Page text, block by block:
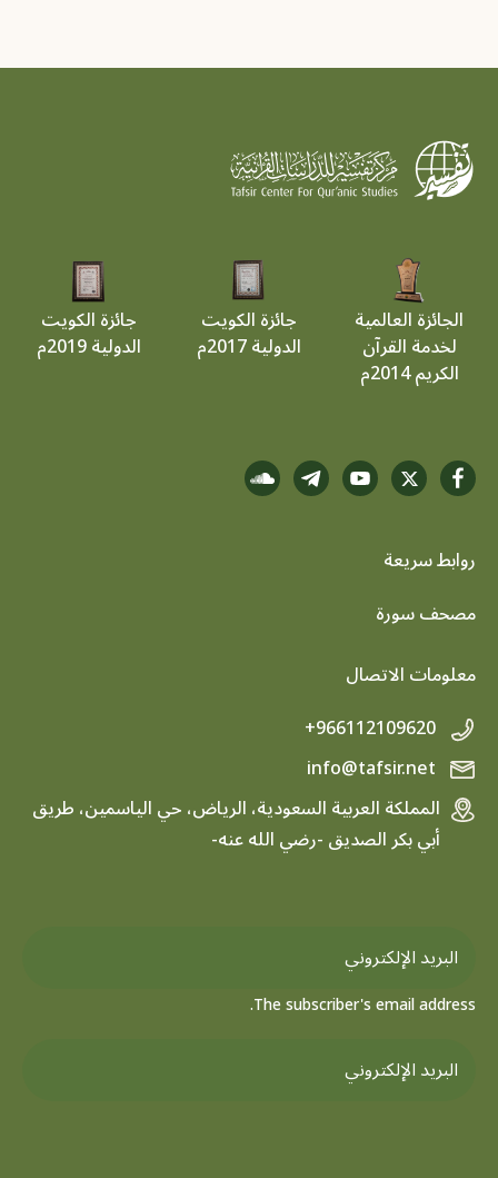
الجائزة العالمية
لخدمة القرآن
الكريم 2014م
جائزة الكويت
الدولية 2017م
جائزة الكويت
الدولية 2019م
روابط سريعة
footer menu
مصحف سورة
معلومات الاتصال
+966112109620
المملكة العربية السعودية، الرياض، حي الياسمين، طريق
أبي بكر الصديق -رضي الله عنه-
The subscriber's email address.